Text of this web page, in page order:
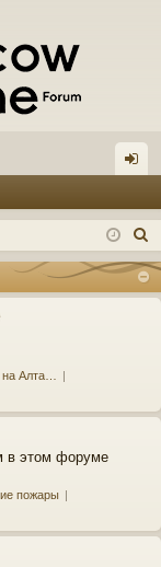
д
Алта…
в этом форуме
пожары